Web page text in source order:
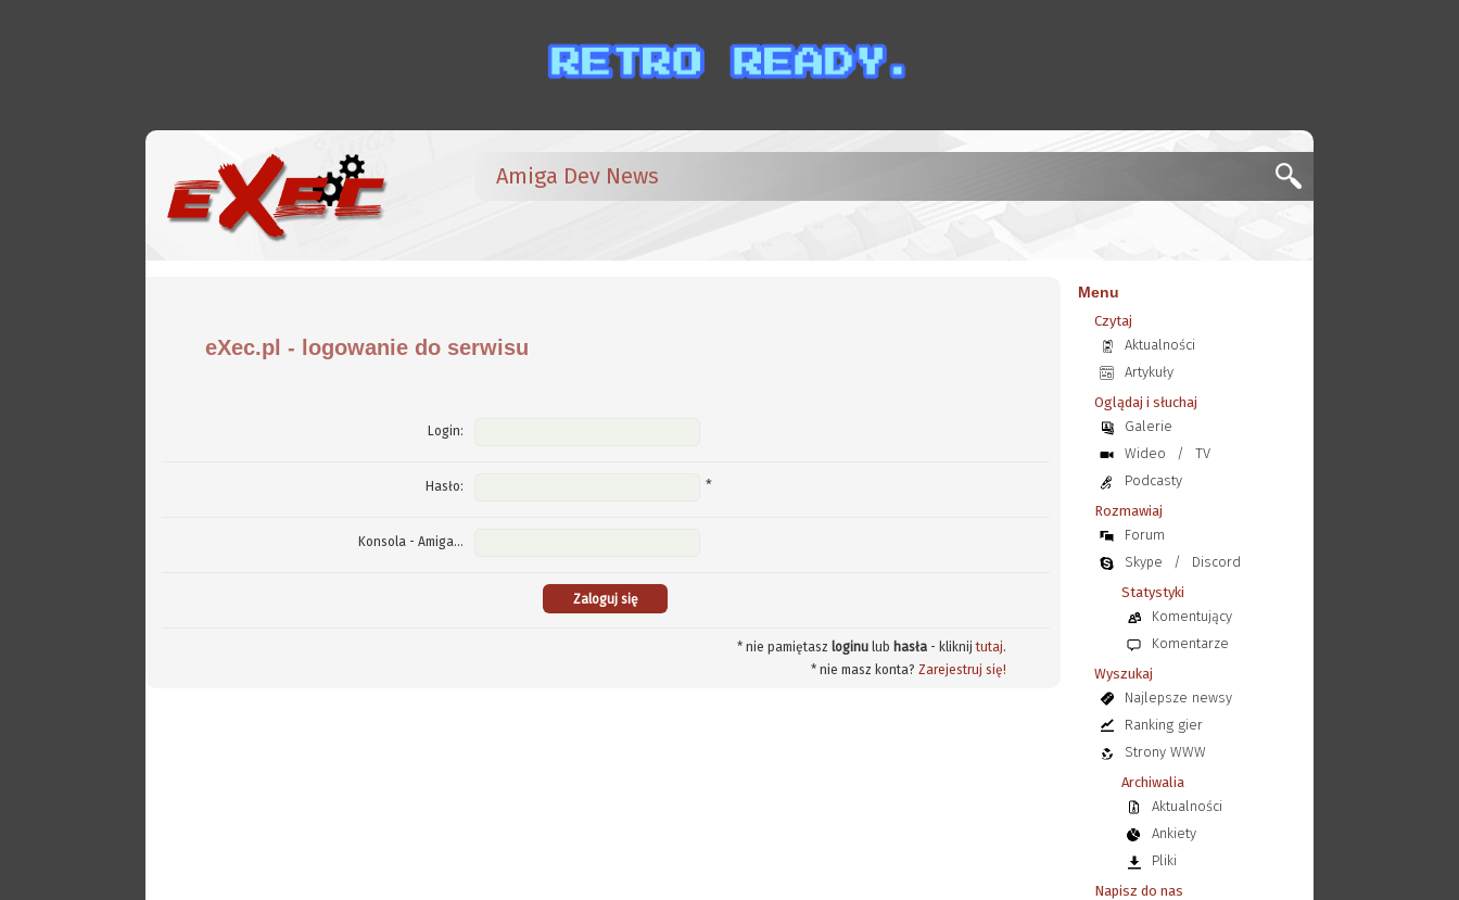
Amiga Dev News
eXec.pl - logowanie do serwisu
Login:
Hasło: *
Konsola - Amiga...
* nie pamiętasz loginulub hasła- kliknijtutaj.
* nie masz konta? Zarejestruj się!
Menu
Czytaj
Aktualności
Artykuły
Oglądaj i słuchaj
Galerie
Wideo
/
TV
Podcasty
Rozmawiaj
Forum
Skype
/
Discord
Statystyki
Komentujący
Komentarze
Wyszukaj
Najlepsze newsy
Ranking gier
Strony WWW
Archiwalia
Aktualności
Ankiety
Pliki
Napisz do nas